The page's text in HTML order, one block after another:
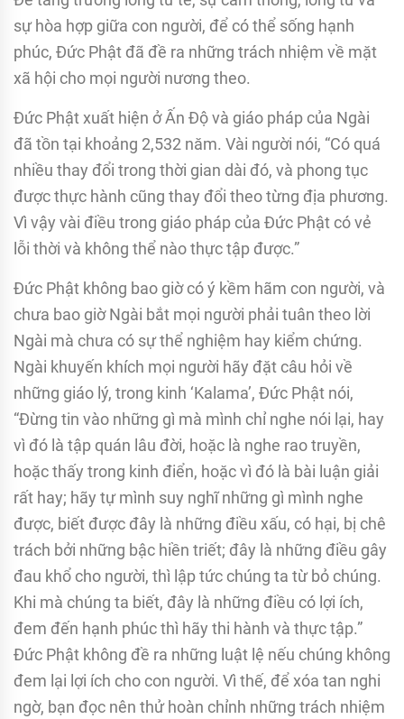
sự hòa hợp giữa con người, để có thể sống hạnh
phúc, Ðức Phật đã đề ra những trách nhiệm về mặt
xã hội cho mọi người nương theo.
Ðức Phật xuất hiện ở Ấn Ðộ và giáo pháp của Ngài
đã tồn tại khoảng 2,532 năm. Vài người nói, “Có quá
nhiều thay đổi trong thời gian dài đó, và phong tục
được thực hành cũng thay đổi theo từng địa phương.
Vì vậy vài điều trong giáo pháp của Ðức Phật có vẻ
lỗi thời và không thể nào thực tập được.”
Ðức Phật không bao giờ có ý kềm hãm con người, và
chưa bao giờ Ngài bắt mọi người phải tuân theo lời
Ngài mà chưa có sự thể nghiệm hay kiểm chứng.
Ngài khuyến khích mọi người hãy đặt câu hỏi về
những giáo lý, trong kinh ‘Kalama’, Ðức Phật nói,
“Ðừng tin vào những gì mà mình chỉ nghe nói lại, hay
vì đó là tập quán lâu đời, hoặc là nghe rao truyền,
hoặc thấy trong kinh điển, hoặc vì đó là bài luận giải
rất hay; hãy tự mình suy nghĩ những gì mình nghe
được, biết được đây là những điều xấu, có hại, bị chê
trách bởi những bậc hiền triết; đây là những điều gây
đau khổ cho người, thì lập tức chúng ta từ bỏ chúng.
Khi mà chúng ta biết, đây là những điều có lợi ích,
đem đến hạnh phúc thì hãy thi hành và thực tập.”
Ðức Phật không đề ra những luật lệ nếu chúng không
đem lại lợi ích cho con người. Vì thế, để xóa tan nghi
ngờ, bạn đọc nên thử hoàn chỉnh những trách nhiệm